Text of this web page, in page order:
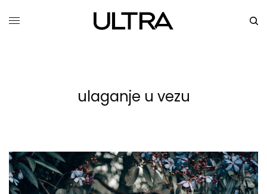
ulaganje u vezu